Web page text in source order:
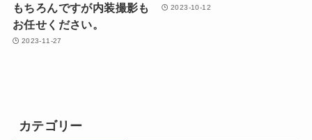
もちろんですが内装撮影も
お任せください。
2023-11-27
2023-10-12
カテゴリー